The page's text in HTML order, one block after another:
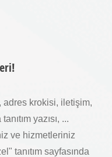
adres krokisi, iletişim,
yazısı, ...
ve hizmetleriniz
tanıtım sayfasında